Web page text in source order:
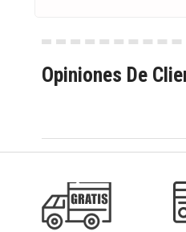
Opiniones De